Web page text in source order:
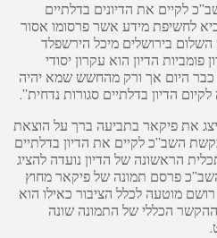
לקיים את הדיונים בדלתיים
לחשיפת מידע אשר פרסומו אסור
בירושלים מיכל הירשפלד
הדיון הוא עקרון יסודי
כבר היום אך ורק מהחשש שמא יהיה
הדיון בדלתיים סגורות נדחית”.
את פיקאר בתביעה ברך על הוצאת
השב”כ לקיים את הדיון בדלתיים
הראשונה של הדיון נועדה להציג
פרסם תמונה של פיקאר מחוץ
מוטעה לכלל הציבור כאילו הוא
הכללי של התמונה שונה